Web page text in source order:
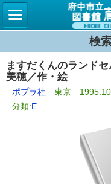
検
ますだくんのランド
美穂／作・絵
ポプラ社 東京
分類:E